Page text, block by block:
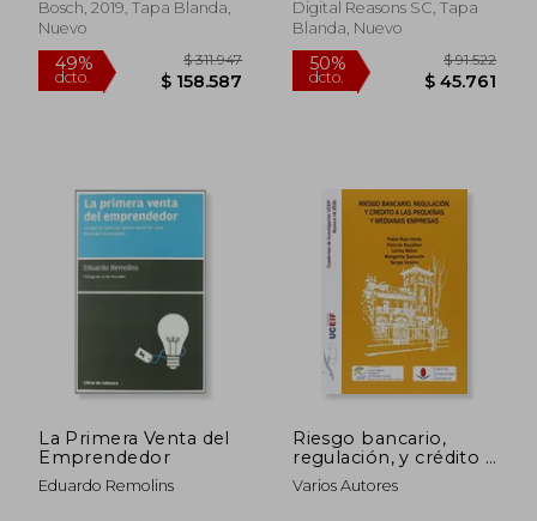
50%
dcto.
$ 85.171 50%
dcto.
D&Iacute;Az, Jos&Eacute;
Mar&Iacute;A; D&Iacute;Az
Campos, Jos&Eacute;
M.&Ordf;; D&Iacute;Ez De
Bosch, 2019, Tapa Blanda,
Nuevo
Digital Reasons SC, Tapa
Blanda, Nuevo
La Primera Venta del
Emprendedor
Eduardo Remolins
Riesgo bancario,
regulación, y crédito a
las pequeñas y
medianas empresas
Varios Autores